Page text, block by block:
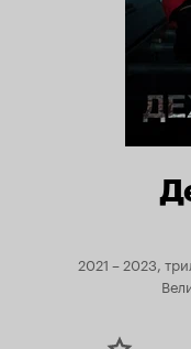
2021 – 2023,